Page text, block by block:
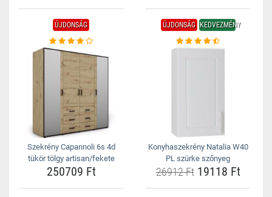
ÚJDONSÁG
Szekrény Capannoli 6s 4d
tükör tölgy artisan/fekete
250709 Ft
ÚJDONSÁG KEDVEZMÉNY
Konyhaszekrény Natalia W40
PL szürke szőnyeg
26912 Ft19118 Ft